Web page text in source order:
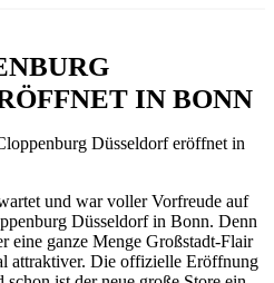
IN BONN
Düsseldorf eröffnet in
und war voller Vorfreude auf
Düsseldorf in Bonn. Denn
eine ganze Menge Großstadt-Flair
attraktiver. Die offizielle Eröffnung